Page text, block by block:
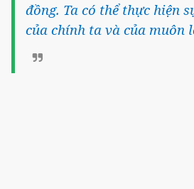
đồng. Ta có thể thực hiện
của chính ta và của muôn